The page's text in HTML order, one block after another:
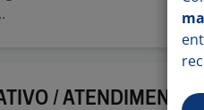
/ ATENDIMENTO